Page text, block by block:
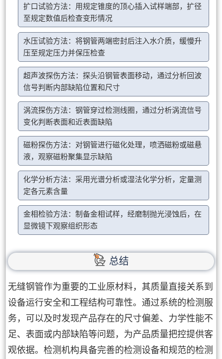
扩口试验方法：用规定锥度的顶心插入试样端部，扩径
至规定数值后检查变形情况
水压试验方法：将钢管两端密封后注入水介质，缓慢升
压至规定压力并保压检查
超声波探伤方法：探头沿钢管表面移动，通过分析回波
信号判断内部缺陷位置和尺寸
涡流探伤方法：钢管穿过检测线圈，通过分析涡流信号
变化判断表面和近表面缺陷
磁粉探伤方法：对钢管进行磁化处理，喷洒磁粉或磁悬
液，观察磁粉聚集显示缺陷
化学分析方法：采用光谱分析或湿法化学分析，定量测
定各元素含量
金相检验方法：制备金相试样，经磨制抛光浸蚀后，在
显微镜下观察组织形态
总结
无缝钢管作为重要的工业原材料，其质量直接关系到
设备运行安全和工程结构可靠性。通过系统的检测服
务，可以及时发现产品存在的尺寸偏差、力学性能不
足、表面或内部缺陷等问题，为产品质量把控提供客
观依据。检测机构具备完善的检测设备和规范的检测